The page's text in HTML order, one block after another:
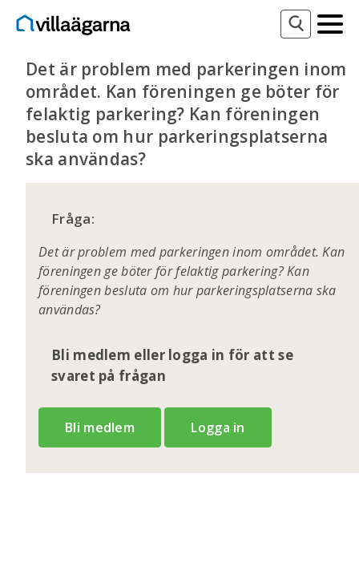
Det är problem med parkeringen inom
området. Kan föreningen ge böter för
felaktig parkering? Kan föreningen
besluta om hur parkeringsplatserna
ska användas?
Fråga:
Det är problem med parkeringen inom området. Kan
föreningen ge böter för felaktig parkering? Kan
föreningen besluta om hur parkeringsplatserna ska
användas?
Bli medlem eller logga in för att se
svaret på frågan
Bli medlem Logga in